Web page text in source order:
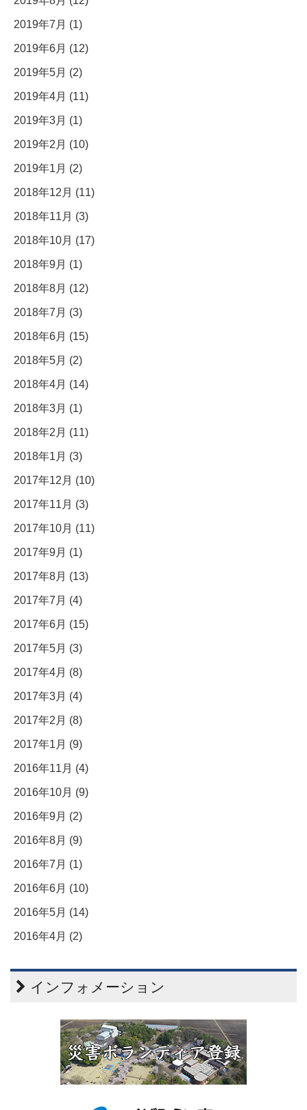
2019年7月 (1)
2019年6月 (12)
2019年5月 (2)
2019年4月 (11)
2019年3月 (1)
2019年2月 (10)
2019年1月 (2)
2018年12月 (11)
2018年11月 (3)
2018年10月 (17)
2018年9月 (1)
2018年8月 (12)
2018年7月 (3)
2018年6月 (15)
2018年5月 (2)
2018年4月 (14)
2018年3月 (1)
2018年2月 (11)
2018年1月 (3)
2017年12月 (10)
2017年11月 (3)
2017年10月 (11)
2017年9月 (1)
2017年8月 (13)
2017年7月 (4)
2017年6月 (15)
2017年5月 (3)
2017年4月 (8)
2017年3月 (4)
2017年2月 (8)
2017年1月 (9)
2016年11月 (4)
2016年10月 (9)
2016年9月 (2)
2016年8月 (9)
2016年7月 (1)
2016年6月 (10)
2016年5月 (14)
2016年4月 (2)
インフォメーション